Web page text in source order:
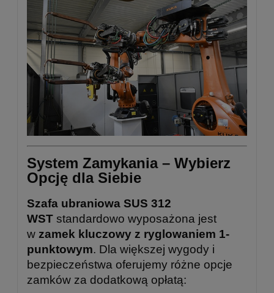
System Zamykania – Wybierz
Opcję dla Siebie
Szafa ubraniowa SUS 312
WST standardowo wyposażona jest
w zamek kluczowy z ryglowaniem 1-
punktowym. Dla większej wygody i
bezpieczeństwa oferujemy różne opcje
zamków za dodatkową opłatą: